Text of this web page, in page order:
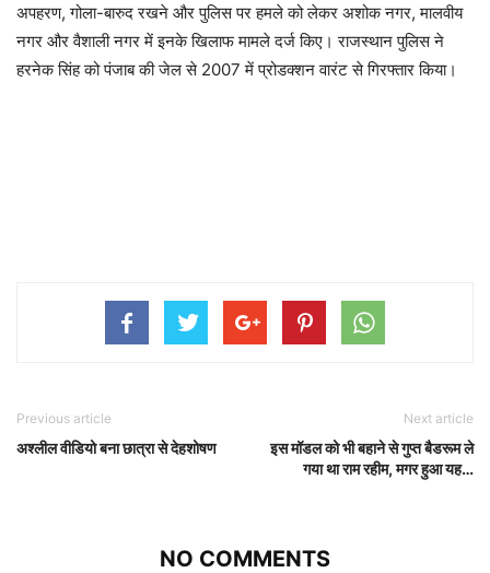
अपहरण, गोला-बारुद रखने और पुलिस पर हमले को लेकर अशोक नगर, मालवीय
नगर और वैशाली नगर में इनके खिलाफ मामले दर्ज किए। राजस्थान पुलिस ने
हरनेक सिंह को पंजाब की जेल से 2007 में प्रोडक्शन वारंट से गिरफ्तार किया।
Previous article
अश्लील वीडियो बना छात्रा से देहशोषण
Next article
इस मॉडल को भी बहाने से गुप्त बैडरूम ले
गया था राम रहीम, मगर हुआ यह…
NO COMMENTS